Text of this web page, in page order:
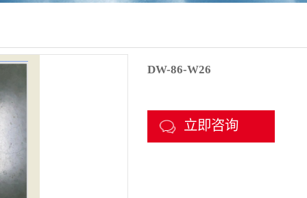
DW-86-W26
立即咨询